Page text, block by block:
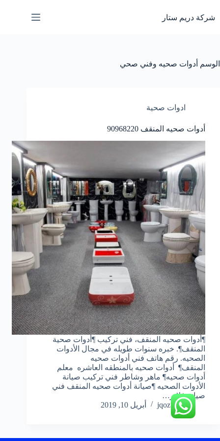
إلى
المحتوى
شركة دريم ستار
الوسم أدوات صحيه وفني صحي
ادوات صحية
أدوات صحيه المنقف 90968220
¶أدوات صحيه المنقف، فني تركيب ¶أدوات صحية
المنقف¶. خبره سنوات طويله في مجال الأدوات
الصحيه. رقم هاتف فني أدوات صحيه
المنقف¶ أدوات صحيه بالمنطقه العاشره معلم
أدوات صحيه¶ ماهر وشاطر فني تركيب صيانة
الأدوات الصحيه ¶صيانة أدوات صحيه المنقف فني
صيانة فلاتر…
jqoz51ek
أبريل 10, 2019